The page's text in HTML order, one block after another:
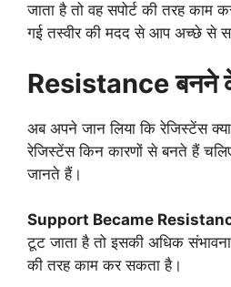
जाता है तो वह सपोर्ट की तरह काम
गई तस्वीर की मदद से आप अच्छे से
Resistance बनने
अब अपने जान लिया कि रेजिस्टेंस
रेजिस्टेंस किन कारणों से बनते हैं
जानते हैं।
Support Became
टूट जाता है तो इसकी अधिक
की तरह काम कर सकता है।